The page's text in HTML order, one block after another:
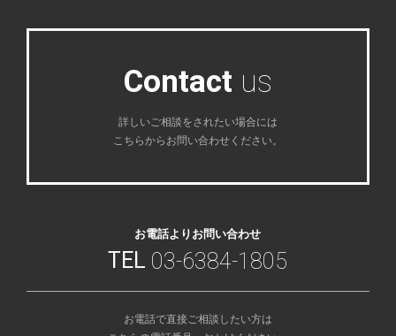
Contact us
詳しいご相談をされたい場合には
こちらからお問い合わせください。
お電話よりお問い合わせ
TEL 03-6384-1805
お電話で直接ご相談したい方は